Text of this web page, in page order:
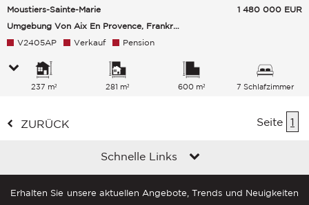
Moustiers-Sainte-Marie
Umgebung Von Aix En Provence, Frankreich
1 480 000 EUR
V2405AP Verkauf Pension
237 m² 281 m² 600 m² 7 Schlafzimmer
ZURÜCK Seite 1
Schnelle Links
Erhalten Sie unsere aktuellen Angebote, Trends und Neuigkeiten